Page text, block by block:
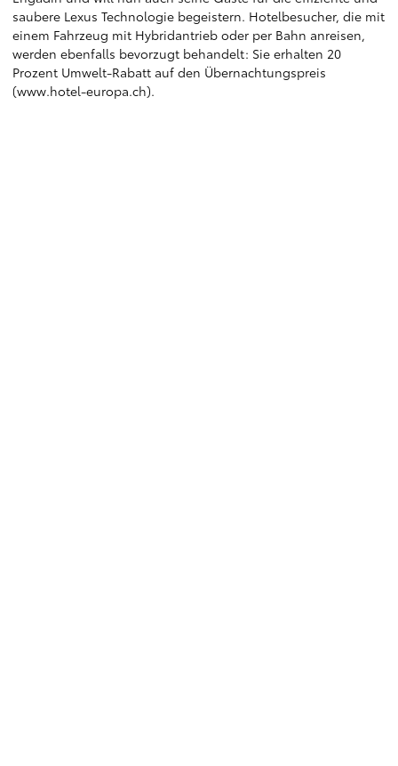
saubere Lexus Technologie begeistern. Hotelbesucher, die mit
einem Fahrzeug mit Hybridantrieb oder per Bahn anreisen,
werden ebenfalls bevorzugt behandelt: Sie erhalten 20
Prozent Umwelt-Rabatt auf den Übernachtungspreis
(www.hotel-europa.ch).